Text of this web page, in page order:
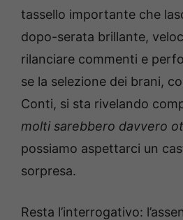
tassello importante che
dopo-serata brillante,
rilanciare commenti e
se la selezione dei brani,
Conti, si sta rivelando
molti sarebbero davvero
possiamo aspettarci un
sorpresa.
Resta l’interrogativo: